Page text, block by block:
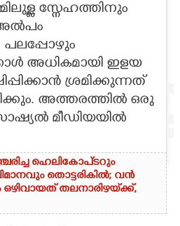
സ്നേഹത്തിനും
പലപ്പോഴും
അധികമായി ഇളയ
ശ്രമിക്കുന്നത്
അത്തരത്തിൽ ഒരു
മീഡിയയിൽ
ഹെലികോപ്‌ടറും
തൊട്ടരികിൽ; വൻ
തലനാരിഴയ്‌ക്ക്,